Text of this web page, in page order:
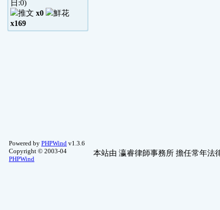
日:0)
x0
x169
Powered by PHPWind v1.3.6
Copyright © 2003-04
PHPWind
本站由 瀛睿律師事務所 擔任常年法